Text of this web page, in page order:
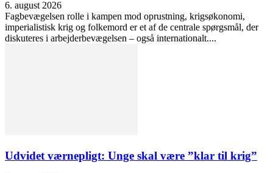
6. august 2026
Fagbevægelsen rolle i kampen mod oprustning, krigsøkonomi,
imperialistisk krig og folkemord er et af de centrale spørgsmål, der
diskuteres i arbejderbevægelsen – også internationalt....
Udvidet værnepligt: Unge skal være ”klar til krig”